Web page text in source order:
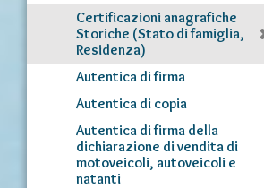
Certificazioni anagrafiche
Storiche (Stato di famiglia,
Residenza)
Autentica di firma
Autentica di copia
Autentica di firma della
dichiarazione di vendita di
motoveicoli, autoveicoli e
natanti